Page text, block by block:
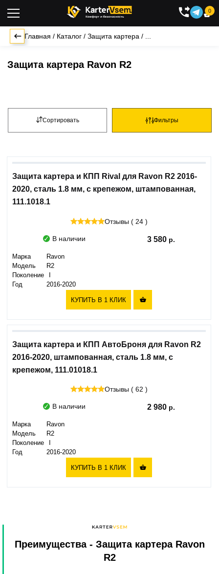

0
Главная / Каталог / Защита картера /
Защита картера Ravon R2
Фильтры
Сортировать
Защита картера и КПП Rival для Ravon R2 2016-
2020, сталь 1.8 мм, с крепежом, штампованная,
111.1018.1
Отзывы ( 24 )
В наличии 3 580
Марка
Ravon
Модель
R2
Поколение
Год
2016-2020
КУПИТЬ В 1 КЛИК 
Защита картера и КПП АвтоБроня для Ravon R2
2016-2020, штампованная, сталь 1.8 мм, с
крепежом, 111.01018.1
Отзывы ( 62 )
В наличии 2 980
Марка
Ravon
Модель
R2
Поколение
Год
2016-2020
КУПИТЬ В 1 КЛИК 
Преимущества- Защита картера Ravon
R2